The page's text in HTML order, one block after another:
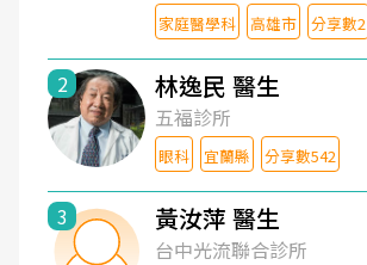
家庭醫學科 高雄市 分享數2
2 林逸民 醫生
五福診所
眼科 宜蘭縣 分享數542
3 黃汝萍 醫生
台中光流聯合診所